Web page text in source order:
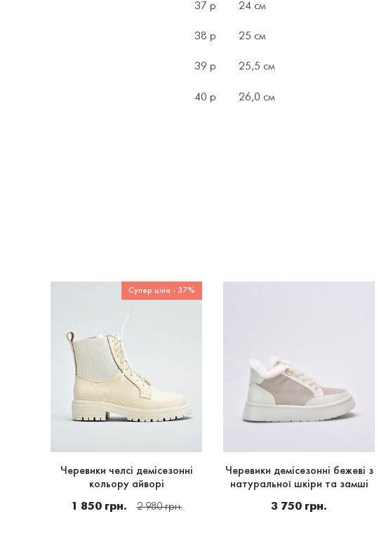
37 р 24 см
38 р 25 см
39 р 25,5 см
40 р 26,0 см
Супер ціна - 37%
Черевики челсі демісезонні
кольору айворі
1 850 грн. 2 980 грн.
Черевики демісезонні бежеві з
натуральної шкіри та замші
3 750 грн.